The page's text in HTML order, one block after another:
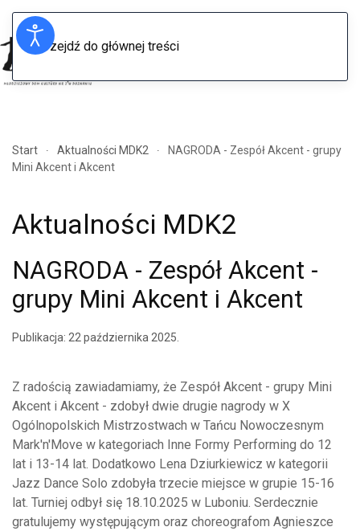
Przejdź do głównej treści
Start Aktualności MDK2
NAGRODA - Zespół Akcent - grupy
Mini Akcent i Akcent
Aktualności MDK2
NAGRODA - Zespół Akcent -
grupy Mini Akcent i Akcent
Publikacja: 22 października 2025
Z radością zawiadamiamy, że Zespół Akcent - grupy Mini
Akcent i Akcent - zdobył dwie drugie nagrody w X
Ogólnopolskich Mistrzostwach w Tańcu Nowoczesnym
Mark'n'Move w kategoriach Inne Formy Performing do 12
lat i 13-14 lat. Dodatkowo Lena Dziurkiewicz w kategorii
Jazz Dance Solo zdobyła trzecie miejsce w grupie 15-16
lat. Turniej odbył się 18.10.2025 w Luboniu. Serdecznie
gratulujemy występującym oraz choreografom Agnieszce